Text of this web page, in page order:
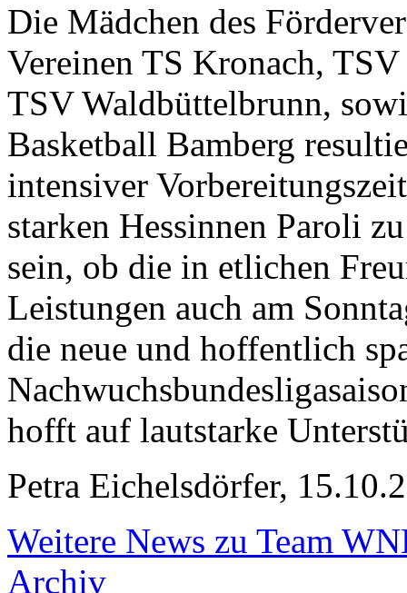
Die Mädchen des
Vereinen TS Kronach,
TSV Waldbüttelbrunn,
Basketball Bamberg
intensiver
starken Hessinnen Paroli
sein, ob die in etlichen
Leistungen auch am
die neue und hoffentlich
hofft auf lautstarke
Petra Eichelsdörfer,
Weitere News zu Team
Archiv